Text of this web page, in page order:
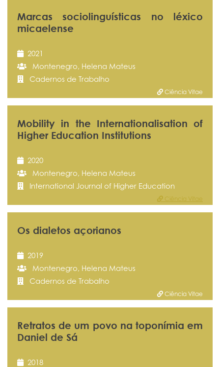
Marcas sociolinguísticas no léxico
micaelense
2021
Montenegro, Helena Mateus
Cadernos de Trabalho
Ciência Vitae
Mobility in the Internationalisation of
Higher Education Institutions
2020
Montenegro, Helena Mateus
International Journal of Higher Education
Ciência Vitae
Os dialetos açorianos
2019
Montenegro, Helena Mateus
Cadernos de Trabalho
Ciência Vitae
Retratos de um povo na toponímia em
Daniel de Sá
2018